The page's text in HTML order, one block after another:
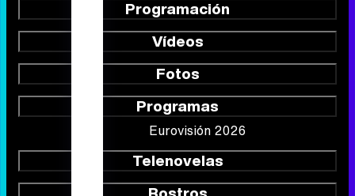
Noticias
Series
Calendario
Listas
TV Movies
Audiencias
Programación